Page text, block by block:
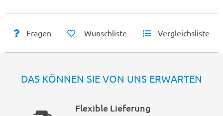
Fragen Wunschliste Vergleichsliste
DAS KÖNNEN SIE VON UNS ERWARTEN
Flexible Lieferung